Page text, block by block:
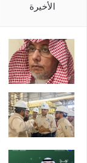
الأخيرة